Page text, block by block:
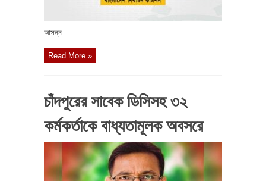
আসন্ন ...
Read More »
চাঁদপুরের সাবেক ডিসিসহ ৩২
কর্মকর্তাকে বাধ্যতামূলক অবসরে